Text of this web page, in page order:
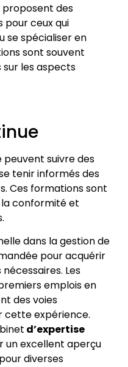
proposent des
pour ceux qui
se spécialiser en
sont souvent
sur les aspects
peuvent suivre des
tenir informés des
Ces formations sont
conformité et
dans la gestion de
pour acquérir
Les
emplois en
des voies
cette expérience.
d’expertise
un excellent aperçu
diverses